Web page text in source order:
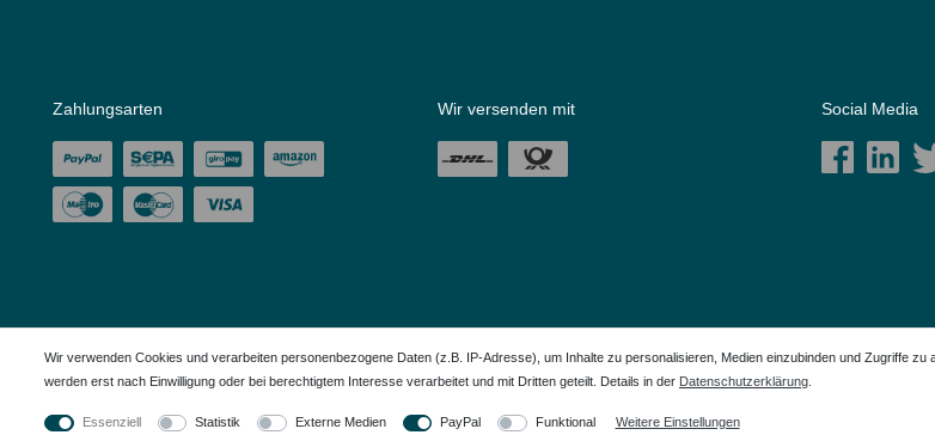
Zahlungsarten Wir versenden mit Social Media
Alle in den Webseiten erwähnten Geräte- und Zubehörbezeichnungen dienen lediglich der Anwendungshilfe. Alle genannten Markennamen sind
Wir verwenden Cookies und verarbeiten personenbezogene Daten (z.B. IP-Adresse), um Inhalte zu personalisieren, Medien einzubinden und Zugriffe zu
werden erst nach Einwilligung oder bei berechtigtem Interesse verarbeitet und mit Dritten geteilt. Details in der Daten­schutz­erklärung
Essenziell Statistik Externe Medien PayPal Funktional Weitere Einstellungen